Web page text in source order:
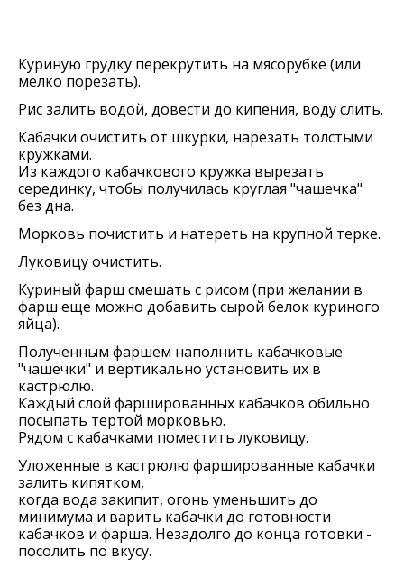
Куриную грудку перекрутить на мясорубке (или
мелко порезать).
Рис залить водой, довести до кипения, воду слить.
Кабачки очистить от шкурки, нарезать толстыми
кружками.
Из каждого кабачкового кружка вырезать
серединку, чтобы получилась круглая "чашечка"
без дна.
Морковь почистить и натереть на крупной терке.
Луковицу очистить.
Куриный фарш смешать с рисом (при желании в
фарш еще можно добавить сырой белок куриного
яйца).
Полученным фаршем наполнить кабачковые
"чашечки" и вертикально установить их в
кастрюлю.
Каждый слой фаршированных кабачков обильно
посыпать тертой морковью.
Рядом с кабачками поместить луковицу.
Уложенные в кастрюлю фаршированные кабачки
залить кипятком,
когда вода закипит, огонь уменьшить до
минимума и варить кабачки до готовности
кабачков и фарша. Незадолго до конца готовки -
посолить по вкусу.